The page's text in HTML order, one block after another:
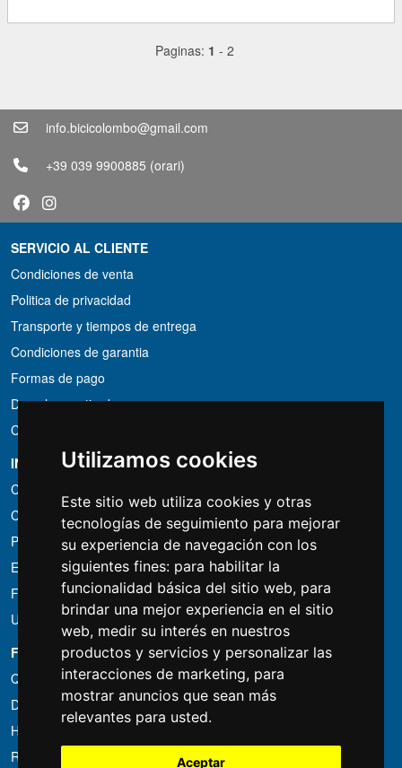
Utilizamos cookies
Este sitio web utiliza cookies y otras
tecnologías de seguimiento para mejorar
su experiencia de navegación con los
siguientes fines: para habilitar la
funcionalidad básica del sitio web, para
brindar una mejor experiencia en el sitio
web, medir su interés en nuestros
productos y servicios y personalizar las
interacciones de marketing, para
mostrar anuncios que sean más
relevantes para usted.
Aceptar
Paginas: 1 - 2
info.bicicolombo@gmail.com
+39 039 9900885 (orari)
SERVICIO AL CLIENTE
Condiciones de venta
Politica de privacidad
Transporte y tiempos de entrega
Condiciones de garantia
Formas de pago
Derecho a retirada
Condiciones de IVA
INFORMACIÓN
Condiciones de alquiler
Cotizaciones
Paquetes de ahorro
Encontrado por menos?
Financiacion
Uso
FOTOCOLOMBO.IT
Quienes somos
Donde estamos
Horario de la tienda
Resenas sobre Trovaprezzi